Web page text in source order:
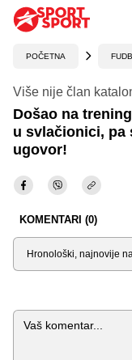
POČETNA
Više nije član
Došao na
u svlačionici, pa
ugovor!
KOMENTARI (0)
Sortiraj
Komentar